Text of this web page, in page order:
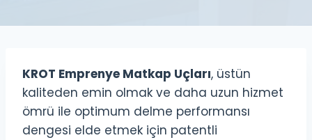
KROT Emprenye Matkap Uçları, üstün
kaliteden emin olmak ve daha uzun hizmet
ömrü ile optimum delme performansı
dengesi elde etmek için patentli